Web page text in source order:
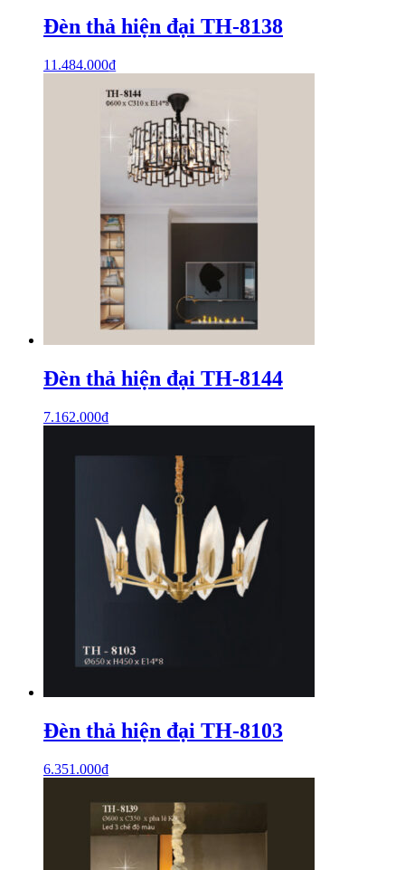
Đèn thả hiện đại TH-8138
11.484.000₫
Đèn thả hiện đại TH-8144
7.162.000₫
Đèn thả hiện đại TH-8103
6.351.000₫